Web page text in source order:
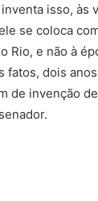
isso, às
se coloca
Rio, e não à
fatos, dois
de invenção